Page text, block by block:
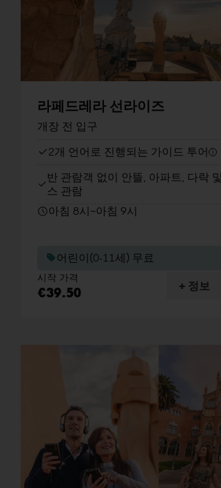
라페드레라 선라이즈
개장 전 입구
2개 언어로 진행되는 가이드 투어
반 관람객 없이 안뜰, 아파트, 다락
스 관람
아침 8시~아침 9시
어린이(0-11세) 무료
시작 가격
€39.50 + 정보